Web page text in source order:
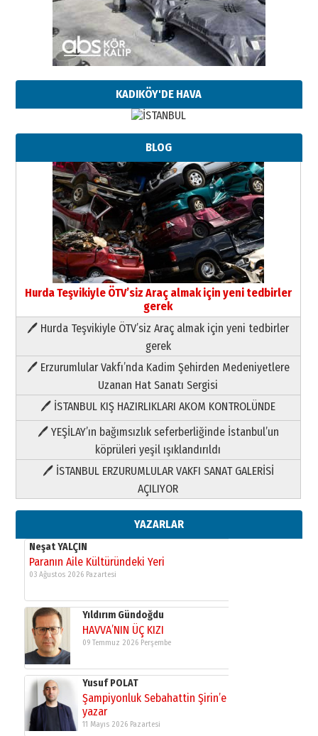
KADIKÖY'DE HAVA
BLOG
Hurda Teşvikiyle ÖTV’siz Araç almak için yeni tedbirler
gerek
🖊 Hurda Teşvikiyle ÖTV’siz Araç almak için yeni tedbirler
gerek
🖊 Erzurumlular Vakfı’nda Kadim Şehirden Medeniyetlere
Uzanan Hat Sanatı Sergisi
🖊 İSTANBUL KIŞ HAZIRLIKLARI AKOM KONTROLÜNDE
🖊 YEŞİLAY’ın bağımsızlık seferberliğinde İstanbul’un
köprüleri yeşil ışıklandırıldı
🖊 İSTANBUL ERZURUMLULAR VAKFI SANAT GALERİSİ
AÇILIYOR
YAZARLAR
Paranın Aile Kültüründeki Yeri
03 Ağustos 2026 Pazartesi
Yıldırım Gündoğdu
HAVVA’NIN ÜÇ KIZI
09 Temmuz 2026 Perşembe
Yusuf POLAT
Şampiyonluk Sebahattin Şirin’e
11 Mayıs 2026 Pazartesi
Neşat YALÇIN
Paranın Aile Kültüründeki Yeri
03 Ağustos 2026 Pazartesi
Yıldırım Gündoğdu
HAVVA’NIN ÜÇ KIZI
09 Temmuz 2026 Perşembe
Yusuf POLAT
Şampiyonluk Sebahattin Şirin’e
yazar
11 Mayıs 2026 Pazartesi